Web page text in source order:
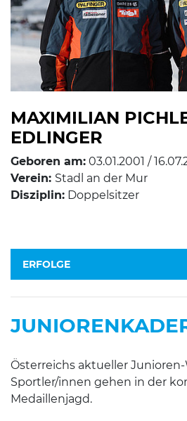
MAXIMILIAN
EDLINGER
Geboren am: 03.01.2001 /
Verein: Stadl an der Mur
Disziplin: Doppelsitzer
ERFOLGE
Österreichs aktueller
Sportler/innen gehen in der
Medaillenjagd.